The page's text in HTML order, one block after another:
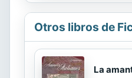
Otros libros de
La